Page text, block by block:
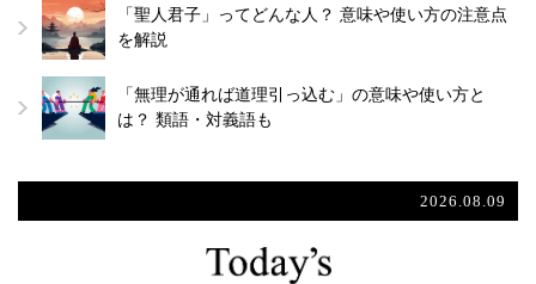
「聖人君子」ってどんな人？ 意味や使い方の注意点
を解説
「無理が通れば道理引っ込む」の意味や使い方と
は？ 類語・対義語も
2026.08.09